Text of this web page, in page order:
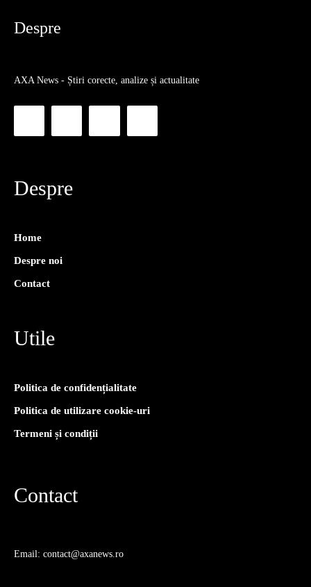
Despre
AXA News - Știri corecte, analize și actualitate
Despre
Home
Despre noi
Contact
Utile
Politica de confidențialitate
Politica de utilizare cookie-uri
Termeni și condiții
Contact
Email: contact@axanews.ro